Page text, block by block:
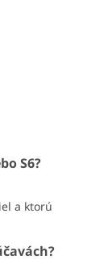
S6?
a ktorú